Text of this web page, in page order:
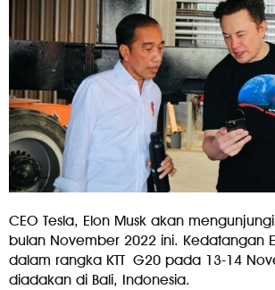
CEO Tesla, Elon Musk akan
bulan November 2022 ini. Kedatangan
dalam rangka KTT G20 pada 13-14
diadakan di Bali, Indonesia.